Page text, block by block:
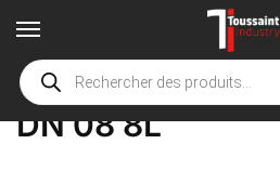
Accueil boutique / Product Options
DN 08 8L